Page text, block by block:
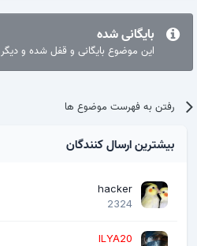
بایگانی شده
این موضوع بایگانی و قفل شده و
رفتن به فهرست موضوع ها
بیشترین ارسال کنندگان
hacker
2324
ILYA20